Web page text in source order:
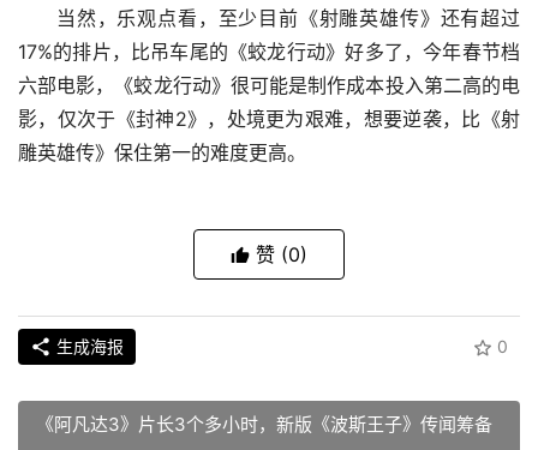
当然，乐观点看，至少目前《射雕英雄传》还有超过
17%的排片，比吊车尾的《蛟龙行动》好多了，今年春节档
六部电影，《蛟龙行动》很可能是制作成本投入第二高的电
影，仅次于《封神2》，处境更为艰难，想要逆袭，比《射
雕英雄传》保住第一的难度更高。
赞 (0)
生成海报 0
《阿凡达3》片长3个多小时，新版《波斯王子》传闻筹备